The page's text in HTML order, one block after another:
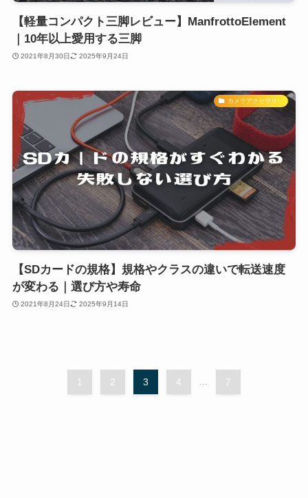
【軽量コンパクト三脚レビュー】ManfrottoElement
｜10年以上愛用する三脚
2021年8月30日 2025年9月24日
カメラアクセサリー
【SDカードの規格】規格やクラスの違いで転送速度
が変わる｜選び方や寿命
2021年8月24日 2025年9月14日
1 2 3 4 ... 7